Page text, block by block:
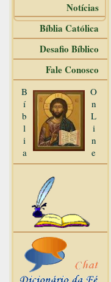
Notícias
Bíblia Católica
Desafio Bíblico
Fale Conosco
B
í
b
l
i
a
O
n
L
i
n
e